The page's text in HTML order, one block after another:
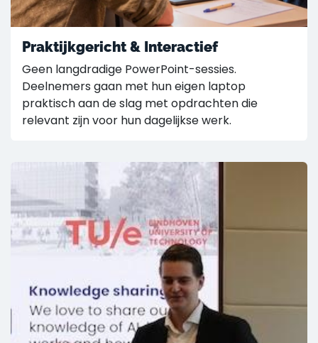
Praktijkgericht & Interactief
Geen langdradige PowerPoint-sessies.
Deelnemers gaan met hun eigen laptop
praktisch aan de slag met opdrachten die
relevant zijn voor hun dagelijkse werk.